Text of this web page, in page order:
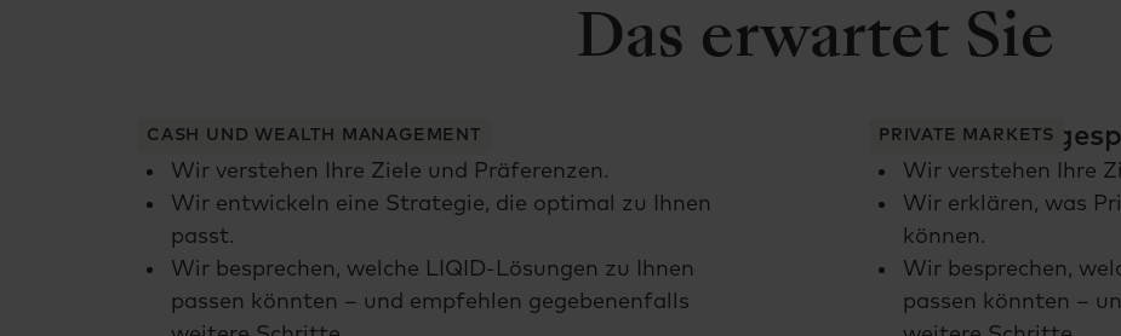
Das erwartet Sie
Erstberatung
Wir verstehen Ihre Ziele und Präferenzen.
Wir entwickeln eine Strategie, die optimal zu Ihnen
passt.
Wir besprechen, welche LIQID-Lösungen zu Ihnen
passen könnten – und empfehlen gegebenenfalls
CASH UND WEALTH MANAGEMENT
Wir verstehen Ihre
Wir erklären, was
können.
Wir besprechen,
passen könnten –
PRIVATE MARKETS